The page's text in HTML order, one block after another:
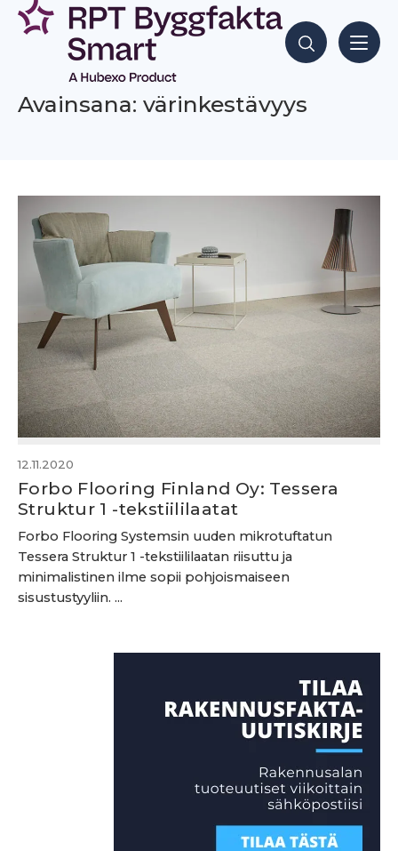
Siirry
sisältöön
Hae sisältöjä
Avainsana: värinkestävyys
12.11.2020
Forbo Flooring Finland Oy: Tessera
Struktur 1 -tekstiililaatat
Forbo Flooring Systemsin uuden mikrotuftatun
Tessera Struktur 1 -tekstiililaatan riisuttu ja
minimalistinen ilme sopii pohjoismaiseen
sisustustyyliin. ...